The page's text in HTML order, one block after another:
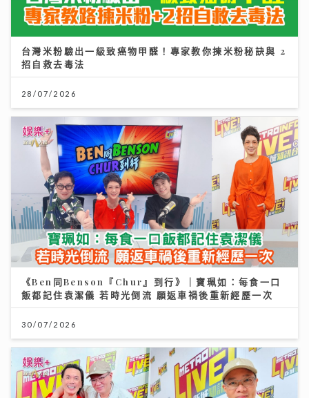
台灣米粉驗出一級致癌物甲醛！專家教你揀米粉秘訣與 2
招自救去毒法
28/07/2026
《Ben同Benson『Chur』到行》｜寶珮如：每食一口
飯都記住袁潔儀 若時光倒流 願返車禍後重新經歷一次
30/07/2026